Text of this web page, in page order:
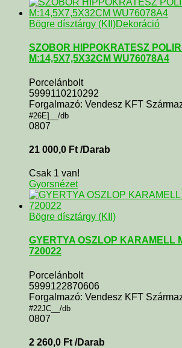
Bögre dísztárgy (KII)Dekoráció
SZOBOR HIPPOKRATESZ
M:14,5X7,5X32CM WU76078A4
Porcelánbolt
5999110210292
Forgalmazó: Vendesz KFT
#26E]__/db
0807
21 000,0 Ft /Darab
Csak 1 van!
Gyorsnézet
Bögre dísztárgy (KII)
GYERTYA OSZLOP KARAMELL
720022
Porcelánbolt
5999122870606
Forgalmazó: Vendesz KFT
#22JC__/db
0807
2 260,0 Ft /Darab